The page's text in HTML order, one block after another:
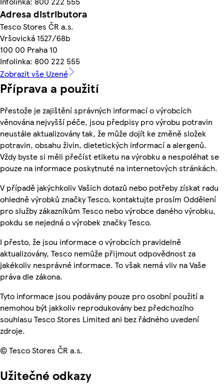
Adresa distributora
Tesco Stores ČR a.s.
Vršovická 1527/68b
100 00 Praha 10
Infolinka: 800 222 555
Zobrazit vše Uzené
Příprava a použití
Přestože je zajištění správných informací o výrobcích
věnována nejvyšší péče, jsou předpisy pro výrobu potravin
neustále aktualizovány tak, že může dojít ke změně složek
potravin, obsahu živin, dietetických informací a alergenů.
Vždy byste si měli přečíst etiketu na výrobku a nespoléhat se
pouze na informace poskytnuté na internetových stránkách.
V případě jakýchkoliv Vašich dotazů nebo potřeby získat radu
ohledně výrobků značky Tesco, kontaktujte prosím Oddělení
pro služby zákazníkům Tesco nebo výrobce daného výrobku,
pokdu se nejedná o výrobek značky Tesco.
I přesto, že jsou informace o výrobcích pravidelně
aktualizovány, Tesco nemůže přijmout odpovědnost za
jakékoliv nesprávné informace. To však nemá vliv na Vaše
práva dle zákona.
Tyto informace jsou podávány pouze pro osobní použití a
nemohou být jakkoliv reprodukovány bez předchozího
souhlasu Tesco Stores Limited ani bez řádného uvedení
zdroje.
© Tesco Stores ČR a.s.
Užitečné odkazy